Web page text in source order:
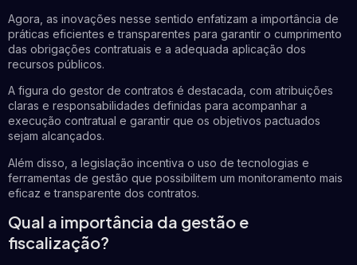
Agora, as inovações nesse sentido enfatizam a importância de
práticas eficientes e transparentes para garantir o cumprimento
das obrigações contratuais e a adequada aplicação dos
recursos públicos.
A figura do gestor de contratos é destacada, com atribuições
claras e responsabilidades definidas para acompanhar a
execução contratual e garantir que os objetivos pactuados
sejam alcançados.
Além disso, a legislação incentiva o uso de tecnologias e
ferramentas de gestão que possibilitem um monitoramento mais
eficaz e transparente dos contratos.
Qual a importância da gestão e
fiscalização?